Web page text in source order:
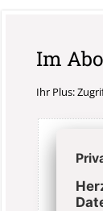
Im Abo
Ihr Plus:
3
inkl.